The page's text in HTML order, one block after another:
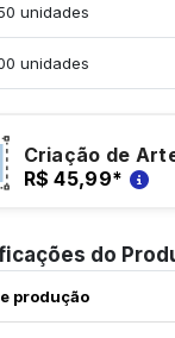
250
unidades
500
unidades
Criação de
R$ 45,99*
do
produção